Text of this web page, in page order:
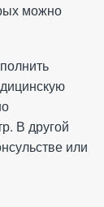
можно
В другой
или